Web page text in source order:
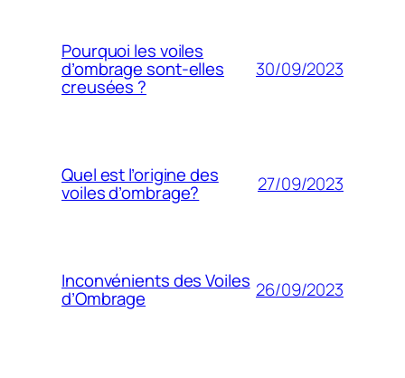
Pourquoi les voiles
d’ombrage sont-elles
creusées ?
30/09/2023
Quel est l’origine des
voiles d’ombrage? 27/09/2023
Inconvénients des Voiles
d’Ombrage 26/09/2023